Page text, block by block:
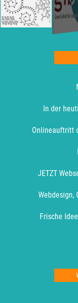
In der
Onlineauftritt
JETZT
Webdesign,
Frische